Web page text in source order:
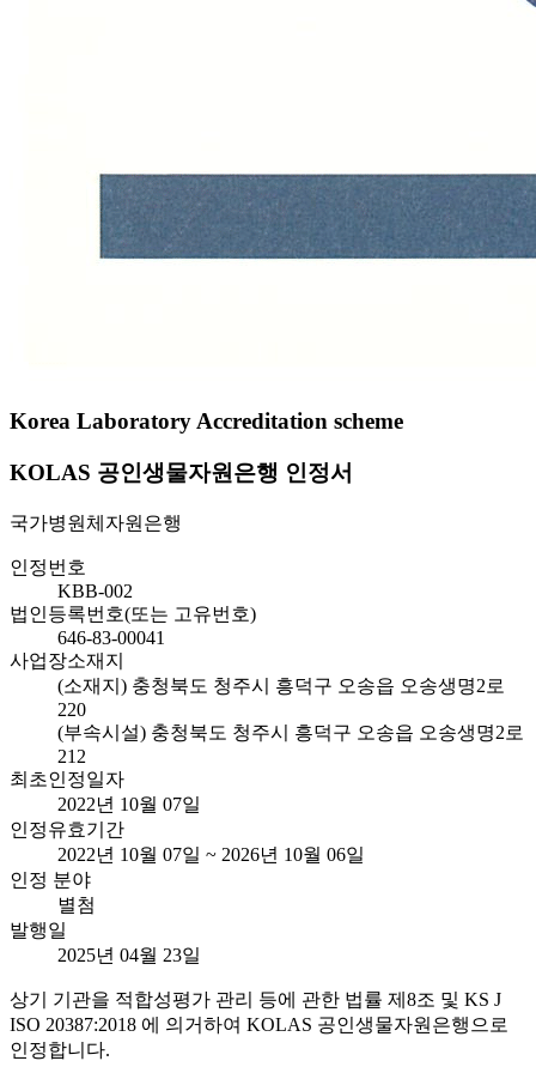
Korea Laboratory Accreditation scheme
KOLAS 공인생물자원은행 인정서
국가병원체자원은행
인정번호
KBB-002
법인등록번호(또는 고유번호)
646-83-00041
사업장소재지
(소재지) 충청북도 청주시 흥덕구 오송읍 오송생명2로
220
(부속시설) 충청북도 청주시 흥덕구 오송읍 오송생명2로
212
최초인정일자
2022년 10월 07일
인정유효기간
2022년 10월 07일 ~ 2026년 10월 06일
인정 분야
별첨
발행일
2025년 04월 23일
상기 기관을 적합성평가 관리 등에 관한 법률 제8조 및 KS J
ISO 20387:2018 에 의거하여 KOLAS 공인생물자원은행으로
인정합니다.